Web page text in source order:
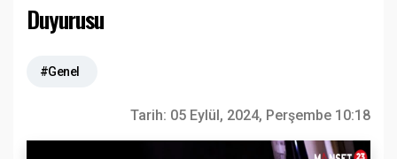
Duyurusu
#Genel
Tarih: 05 Eylül, 2024, Perşembe 10:18